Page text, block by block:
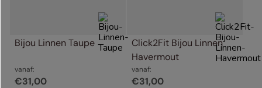
Bijou Linnen Taupe
vanaf:
€31,00
Click2Fit Bijou Linnen
Havermout
vanaf:
€31,00